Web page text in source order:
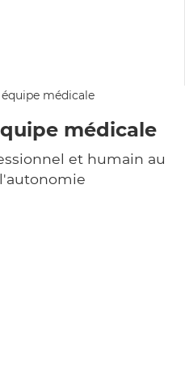
médicale
et humain au